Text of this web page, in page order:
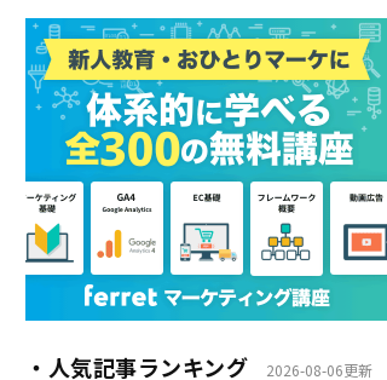
・人気記事ランキング 2026-08-06更新